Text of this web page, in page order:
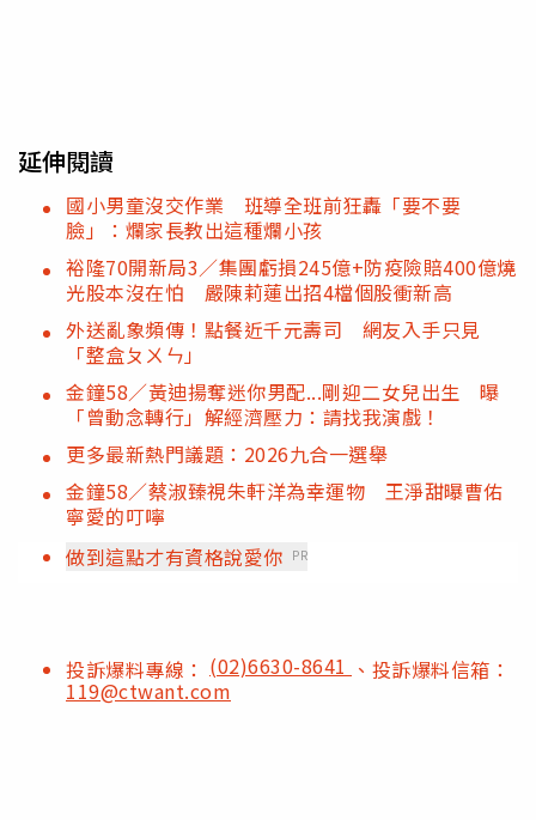
延伸閱讀
國小男童沒交作業 班導全班前狂轟「要不要
臉」：爛家長教出這種爛小孩
裕隆70開新局3／集團虧損245億+防疫險賠400億燒
光股本沒在怕 嚴陳莉蓮出招4檔個股衝新高
外送亂象頻傳！點餐近千元壽司 網友入手只見
「整盒ㄆㄨㄣ」
金鐘58／黃迪揚奪迷你男配...剛迎二女兒出生 曝
「曾動念轉行」解經濟壓力：請找我演戲！
更多最新熱門議題：2026九合一選舉
金鐘58／蔡淑臻視朱軒洋為幸運物 王淨甜曝曹佑
寧愛的叮嚀
做到這點才有資格說愛你 PR
投訴爆料專線： (02)6630-8641 、投訴爆料信箱：
119@ctwant.com